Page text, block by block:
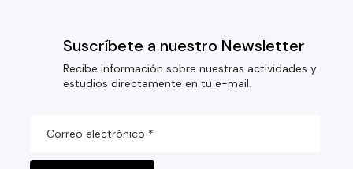
Suscríbete a nuestro Newsletter
Recibe información sobre nuestras actividades y
estudios directamente en tu e-mail.